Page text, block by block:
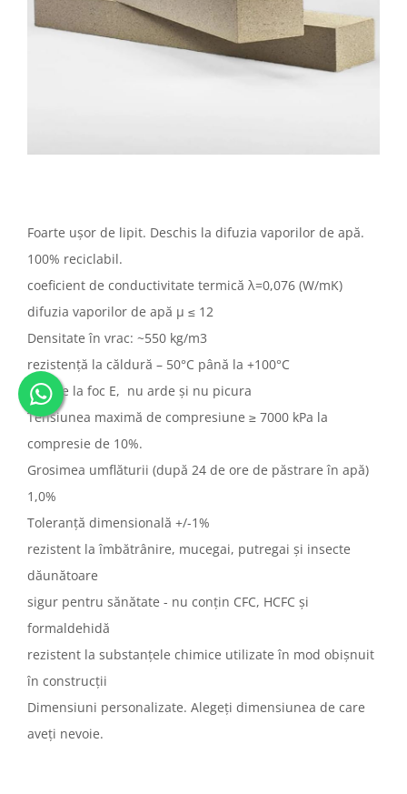
Foarte ușor de lipit. Deschis la difuzia vaporilor de apă.
100% reciclabil.
coeficient de conductivitate termică λ=0,076 (W/mK)
difuzia vaporilor de apă µ ≤ 12
Densitate în vrac: ~550 kg/m3
rezistență la căldură – 50°C până la +100°C
reacție la foc E, nu arde și nu picura
Tensiunea maximă de compresiune ≥ 7000 kPa la
compresie de 10%.
Grosimea umflăturii (după 24 de ore de păstrare în apă)
1,0%
Toleranță dimensională +/-1%
rezistent la îmbătrânire, mucegai, putregai și insecte
dăunătoare
sigur pentru sănătate - nu conțin CFC, HCFC și
formaldehidă
rezistent la substanțele chimice utilizate în mod obișnuit
în construcții
Dimensiuni personalizate. Alegeți dimensiunea de care
aveți nevoie.